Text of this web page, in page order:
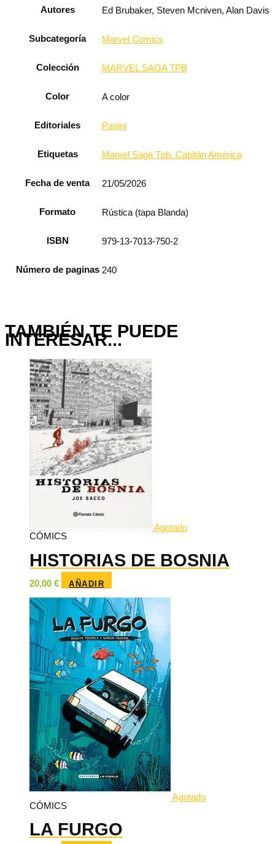
Autores Ed Brubaker, Steven Mcniven, Alan Davis
Subcategoría Marvel Comics
Colección MARVEL SAGA TPB
Color A color
Editoriales Panini
Etiquetas Marvel Saga Tpb. Capitán América
Fecha de venta 21/05/2026
Formato Rústica (tapa Blanda)
ISBN 979-13-7013-750-2
Número de paginas 240
TAMBIÉN TE PUEDE
INTERESAR...
Agotado
CÓMICS
HISTORIAS DE BOSNIA
20,00 € AÑADIR
Agotado
CÓMICS
LA FURGO